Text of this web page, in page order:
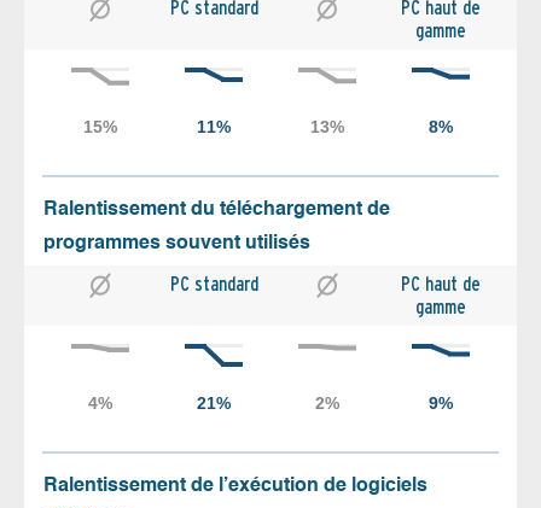
PC standard
PC haut de
gamme
Ralentissement du téléchargement de
programmes souvent utilisés
PC standard
PC haut de
gamme
Ralentissement de l’exécution de logiciels